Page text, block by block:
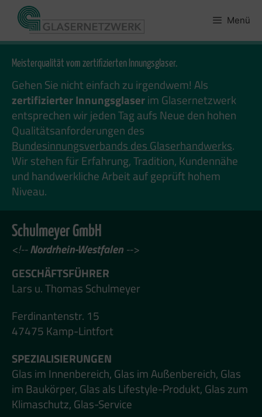
Zum
Inhalt
springen
Menü
Meisterqualität vom zertifizierten Innungsglaser.
Gehen Sie nicht einfach zu irgendwem! Als
zertifizierter Innungsglaserim Glasernetzwerk
entsprechen wir jeden Tag aufs Neue den hohen
Qualitätsanforderungen des
Bundesinnungsverbands des Glaserhandwerks.
Wir stehen für Erfahrung, Tradition, Kundennähe
und handwerkliche Arbeit auf geprüft hohem
Niveau.
Schulmeyer GmbH
<!--Nordrhein-Westfalen -->
GESCHÄFTSFÜHRER
Lars u. Thomas Schulmeyer
Ferdinantenstr. 15
47475 Kamp-Lintfort
SPEZIALISIERUNGEN
Glas im Innenbereich, Glas im Außenbereich, Glas
im Baukörper, Glas als Lifestyle-Produkt, Glas zum
Klimaschutz, Glas-Service